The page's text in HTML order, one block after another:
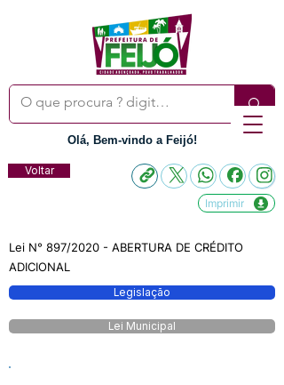
Olá, Bem-vindo a Feijó!
Voltar
Imprimir
Lei N° 897/2020 - ABERTURA DE CRÉDITO
ADICIONAL
Legislação
Lei Municipal